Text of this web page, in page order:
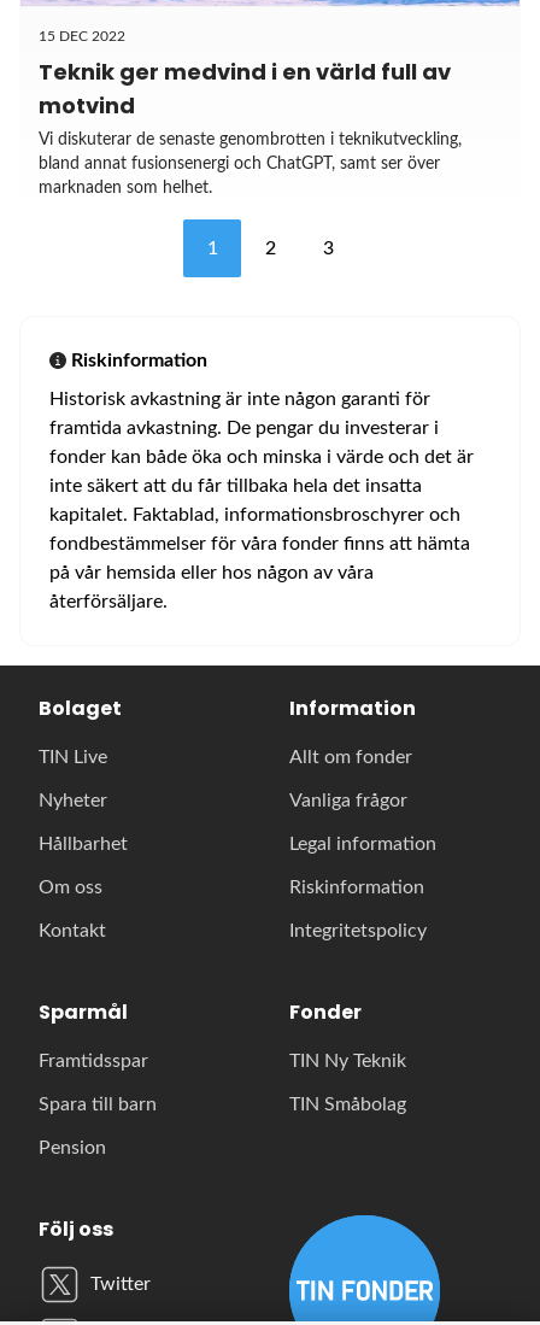
15 DEC 2022
Teknik ger medvind i en värld full av
motvind
Vi diskuterar de senaste genombrotten i teknikutveckling,
bland annat fusionsenergi och ChatGPT, samt ser över
marknaden som helhet.
1 2 3
Riskinformation
Historisk avkastning är inte någon garanti för
framtida avkastning. De pengar du investerar i
fonder kan både öka och minska i värde och det är
inte säkert att du får tillbaka hela det insatta
kapitalet. Faktablad, informationsbroschyrer och
fondbestämmelser för våra fonder finns att hämta
på vår hemsida eller hos någon av våra
återförsäljare.
Bolaget
TIN Live
Nyheter
Hållbarhet
Om oss
Kontakt
Information
Allt om fonder
Vanliga frågor
Legal information
Riskinformation
Integritetspolicy
Sparmål
Framtidsspar
Spara till barn
Pension
Fonder
TIN Ny Teknik
TIN Småbolag
Följ oss
Twitter